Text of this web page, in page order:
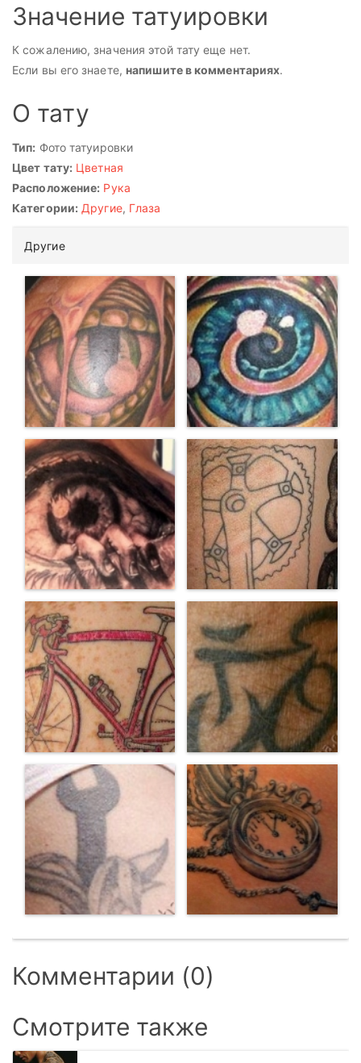
Значение татуировки
К сожалению, значения этой тату еще нет.
Если вы его знаете, напишите в комментариях.
О тату
Тип: Фото татуировки
Цвет тату: Цветная
Расположение: Рука
Категории: Другие, Глаза
Другие
Комментарии (0)
Смотрите также